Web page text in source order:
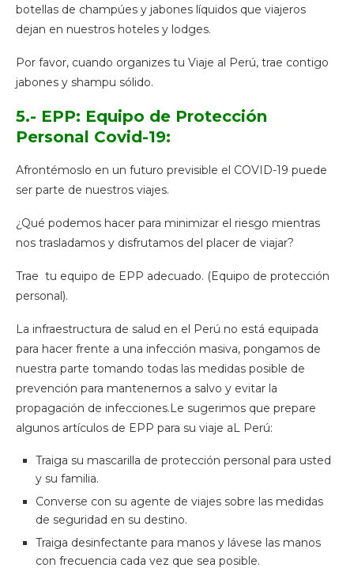
botellas de champúes y jabones líquidos que viajeros
dejan en nuestros hoteles y lodges.
Por favor, cuando organizes tu Viaje al Perú, trae contigo
jabones y shampu sólido.
5.- EPP: Equipo de Protección
Personal Covid-19:
Afrontémoslo en un futuro previsible el COVID-19 puede
ser parte de nuestros viajes.
¿Qué podemos hacer para minimizar el riesgo mientras
nos trasladamos y disfrutamos del placer de viajar?
Trae tu equipo de EPP adecuado. (Equipo de protección
personal).
La infraestructura de salud en el Perú no está equipada
para hacer frente a una infección masiva, pongamos de
nuestra parte tomando todas las medidas posible de
prevención para mantenernos a salvo y evitar la
propagación de infecciones.Le sugerimos que prepare
algunos artículos de EPP para su viaje aL Perú:
Traiga su mascarilla de protección personal para usted
y su familia.
Converse con su agente de viajes sobre las medidas
de seguridad en su destino.
Traiga desinfectante para manos y lávese las manos
con frecuencia cada vez que sea posible.